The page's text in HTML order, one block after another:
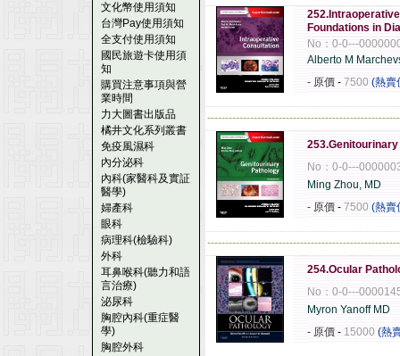
文化幣使用須知
台灣Pay使用須知
全支付使用須知
國民旅遊卡使用須
知
購買注意事項與營
業時間
力大圖書出版品
橘井文化系列叢書
免疫風濕科
內分泌科
內科(家醫科及實証
醫學)
婦產科
眼科
病理科(檢驗科)
外科
耳鼻喉科(聽力和語
言治療)
泌尿科
胸腔內科(重症醫
學)
胸腔外科
Foundations in
No：0-0---
Alberto M
- 原價 - 7500 (熱賣
No：0-0---
Ming Zhou, MD
- 原價 - 7500 (熱賣
254.Ocular
No：0-0---
Myron Yanoff MD
- 原價 - 15000 (熱